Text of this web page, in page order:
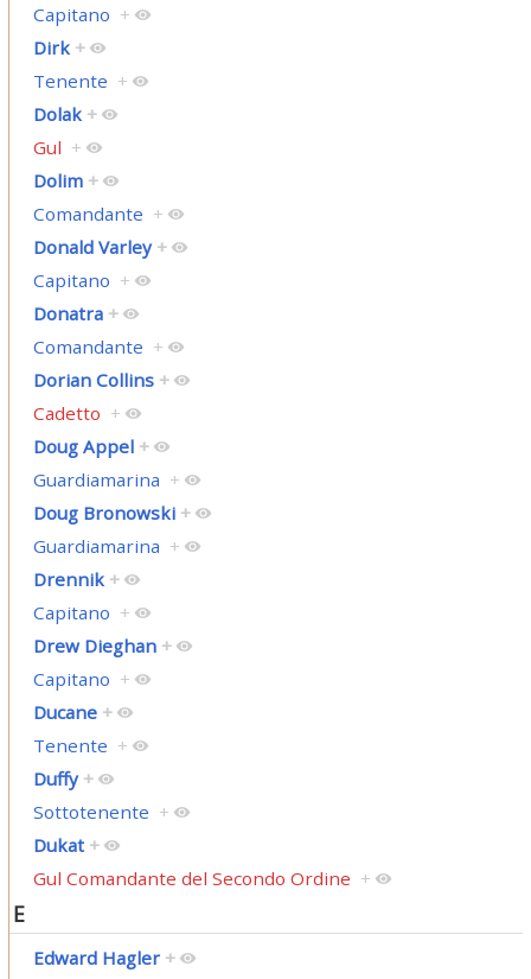
Capitano +
Dirk +
Tenente +
Dolak +
Gul +
Dolim +
Comandante +
Donald Varley +
Capitano +
Donatra +
Comandante +
Dorian Collins +
Cadetto +
Doug Appel +
Guardiamarina +
Doug Bronowski +
Guardiamarina +
Drennik +
Capitano +
Drew Dieghan +
Capitano +
Ducane +
Tenente +
Duffy +
Sottotenente +
Dukat +
Gul Comandante del Secondo Ordine +
E
Edward Hagler +